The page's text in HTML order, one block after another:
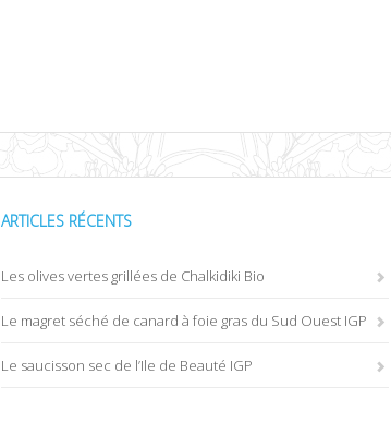
ARTICLES RÉCENTS
Les olives vertes grillées de Chalkidiki Bio
Le magret séché de canard à foie gras du Sud Ouest IGP
Le saucisson sec de l’Ile de Beauté IGP